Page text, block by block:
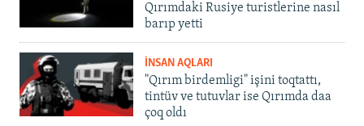
Qırımdaki Rusiye turistlerine nasıl
barıp yetti
İNSAN AQLARI
"Qırım birdemligi" işini toqtattı,
tintüv ve tutuvlar ise Qırımda daa
çoq oldı